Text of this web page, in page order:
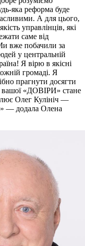
яка реформа буде
А для цього,
управлінців, які
саме від
вже побачили за
у центральній
Я вірю в якісні
громаді. Я
прагнути досягти
вашої «ДОВІРИ» стане
Олег Кулініч —
— додала Олена